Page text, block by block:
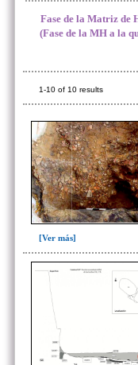
Fase de la Matriz de
(Fase de la MH a la
1-10 of 10 results
[Ver más]